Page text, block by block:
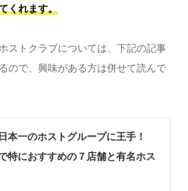
くれます。
ストクラブについては、下記の記事
ので、興味がある方は併せて読んで
日本一のホストグループに王手！
特におすすめの７店舗と有名ホス